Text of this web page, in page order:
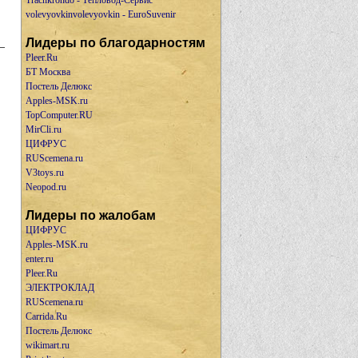
volevyovkinvolevyovkin - EuroSuvenir
Лидеры по благодарностям
Pleer.Ru
БТ Москва
Постель Делюкс
Apples-MSK.ru
TopComputer.RU
MirCli.ru
ЦИФРУС
RUScemena.ru
V3toys.ru
Neopod.ru
Лидеры по жалобам
ЦИФРУС
Apples-MSK.ru
enter.ru
Pleer.Ru
ЭЛЕКТРОКЛАД
RUScemena.ru
Carrida.Ru
Постель Делюкс
wikimart.ru